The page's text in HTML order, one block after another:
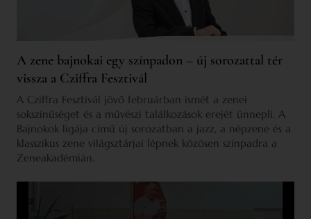
A zene bajnokai egy színpadon – új sorozattal tér
vissza a Cziffra Fesztivál
A Cziffra Fesztivál jövő februárban ismét a zenei
sokszínűséget és a művészi találkozások erejét ünnepli. A
Bajnokok ligája című új sorozatban a jazz, a népzene és a
klasszikus zene világsztárjai lépnek közösen színpadra a
Zeneakadémián.